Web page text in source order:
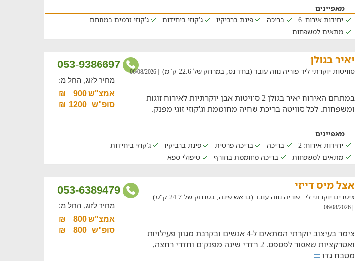
מאפיינים
יחידות אירוח: 6
בריכה פינת ברביקיו ג'קוזי ביחידות
ג'קוזי זרמים במתחם
מתאים למשפחות
053-9386697 יאיר בגולן
סוויטות יוקרתי ליד פוריה נווה עובד (בחד נס, במרחק של 22.6 ק"מ) | 06/08/2026
במתחם האירוח יאיר בגולן 2 סוויטות אבן יוקרתיות לאירוח זוגות
ומשפחות. לכל סוויטה בריכת שחיה מחוממת וג'קוזי זוגי מפנק.
מחיר לזוג, החל מ:
אמצ"ש900
₪
סופ"ש
1200
₪
מאפיינים
יחידות אירוח: 2
בריכה בריכה פרטית פינת ברביקיו
ג'קוזי ביחידות
מתאים למשפחות
בריכה מחוממת בחורף טיפולי ספא
053-6389479 אצל מיס דייזי
צימרים יוקרתי ליד פוריה נווה עובד (בראש פינה, במרחק של 24.7 ק"מ)
| 06/08/2026
צימר בעיצוב יוקרתי המתאים ל-4 אנשים ובקרבת מגוון פעילויות
ואטרקציות שאסור לפספס. 2 חדרי שינה מפנקים וחדרי רחצה,
מטבח גדו
מחיר לזוג, החל מ:
אמצ"ש800
₪
סופ"ש
800
₪